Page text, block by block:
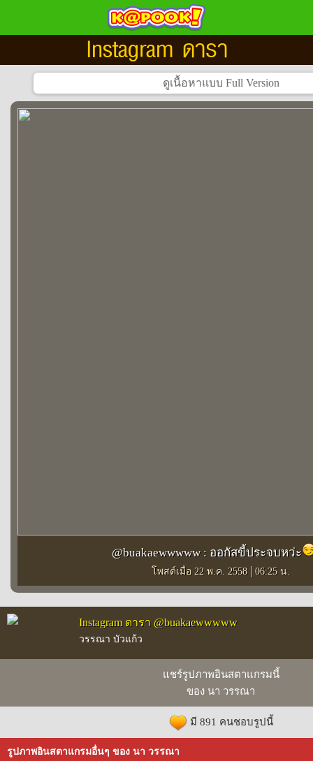
Instagram ดารา
@buakaewwwww : ออกัสขี้ประจบหว่ะ
โพสต์เมื่อ 22 พ.ค. 2558 | 06:25 น.
Instagram ดารา @buakaewwwww
วรรณา บัวแก้ว
แชร์รูปภาพอินสตาแกรมนี้
ของ นา วรรณา
มี 891 คนชอบรูปนี้
รูปภาพอินสตาแกรมอื่นๆ ของ นา วรรณา